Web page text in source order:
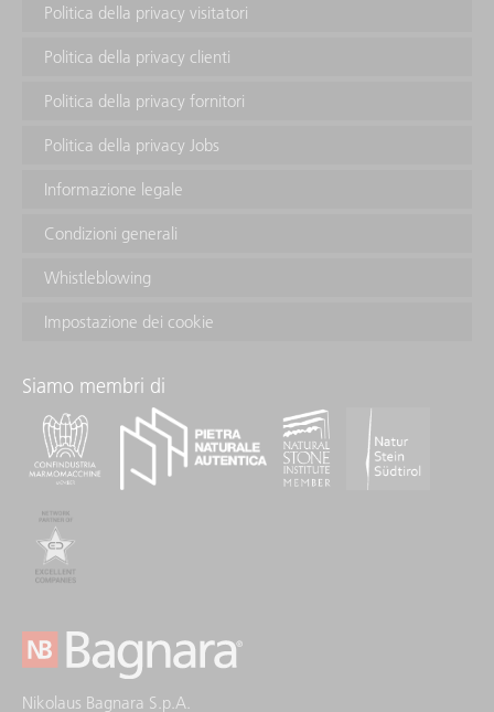
Politica della privacy visitatori
Politica della privacy clienti
Politica della privacy fornitori
Politica della privacy Jobs
Informazione legale
Condizioni generali
Whistleblowing
Impostazione dei cookie
Siamo membri di
Nikolaus Bagnara S.p.A.